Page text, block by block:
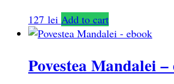
127 lei Add to cart
Povestea Mandalei –